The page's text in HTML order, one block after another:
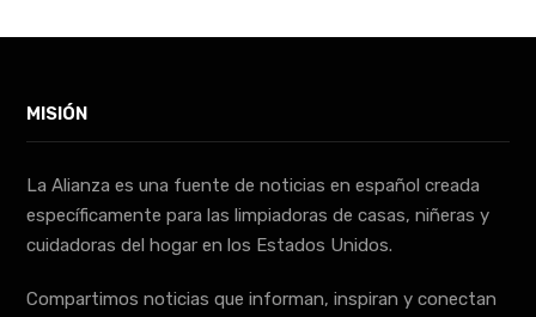
MISIÓN
La Alianza es una fuente de noticias en español creada
específicamente para las limpiadoras de casas, niñeras y
cuidadoras del hogar en los Estados Unidos.
Compartimos noticias que informan, inspiran y conectan